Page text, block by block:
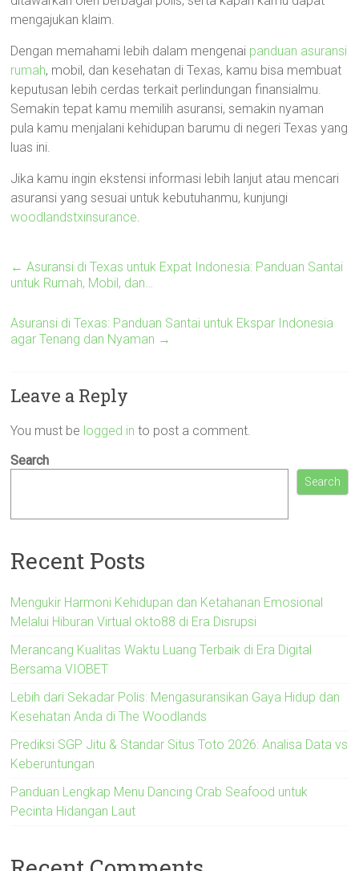
mengajukan klaim.
Dengan memahami lebih dalam mengenai panduan asuransi
rumah, mobil, dan kesehatan di Texas, kamu bisa membuat
keputusan lebih cerdas terkait perlindungan finansialmu.
Semakin tepat kamu memilih asuransi, semakin nyaman
pula kamu menjalani kehidupan barumu di negeri Texas yang
luas ini.
Jika kamu ingin ekstensi informasi lebih lanjut atau mencari
asuransi yang sesuai untuk kebutuhanmu, kunjungi
woodlandstxinsurance.
← Asuransi di Texas untuk Expat Indonesia: Panduan Santai
untuk Rumah, Mobil, dan…
Asuransi di Texas: Panduan Santai untuk Ekspar Indonesia
agar Tenang dan Nyaman →
Leave a Reply
You must be logged in to post a comment.
Search
Search
Recent Posts
Mengukir Harmoni Kehidupan dan Ketahanan Emosional
Melalui Hiburan Virtual okto88 di Era Disrupsi
Merancang Kualitas Waktu Luang Terbaik di Era Digital
Bersama VIOBET
Lebih dari Sekadar Polis: Mengasuransikan Gaya Hidup dan
Kesehatan Anda di The Woodlands
Prediksi SGP Jitu & Standar Situs Toto 2026: Analisa Data vs
Keberuntungan
Panduan Lengkap Menu Dancing Crab Seafood untuk
Pecinta Hidangan Laut